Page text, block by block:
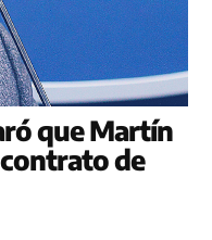
que Martín
de